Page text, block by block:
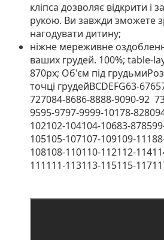
кліпса дозволяє відкрити і
рукою. Ви завжди зможете
нагодувати дитину;
ніжне мереживне
ваших грудей. 100%; table-
870px; Об'єм під
точці грудейBCDEFG63-
727084-8686-8888-9090-92
9595-9797-9999-10178-
102102-104104-10683-
105105-107107-109109-
108108-110110-112112-
111111-113113-115115-